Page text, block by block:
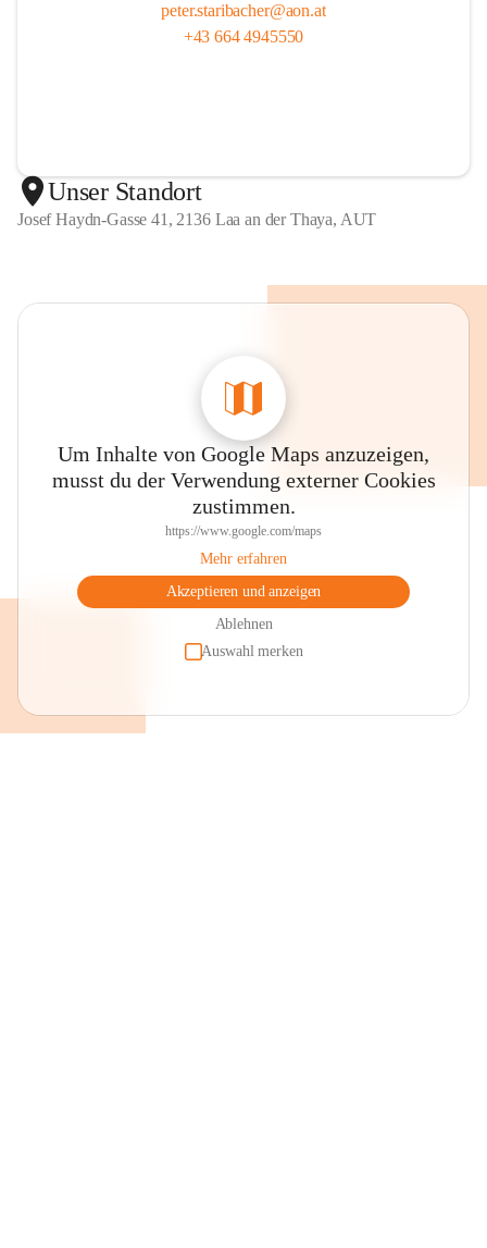
peter.staribacher@aon.at
+43 664 4945550
Unser Standort
Josef Haydn-Gasse 41, 2136 Laa an der Thaya, AUT
Um Inhalte von Google Maps anzuzeigen,
musst du der Verwendung externer Cookies
zustimmen.
https://www.google.com/maps
Mehr erfahren
Akzeptieren und anzeigen
Ablehnen
Auswahl merken